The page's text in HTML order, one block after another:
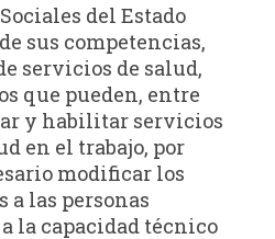
del Estado
sus competencias,
servicios de salud,
que pueden, entre
y habilitar servicios
en el trabajo, por
modificar los
las personas
la capacidad técnico